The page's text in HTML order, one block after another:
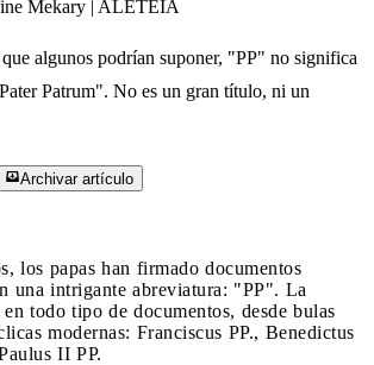
Mekary | ALETEIA
algunos podrían suponer, "PP" no significa
Patrum". No es un gran título, ni un
Archivar artículo
los papas han firmado documentos
una intrigante abreviatura: "PP". La
en todo tipo de documentos, desde bulas
modernas: Franciscus PP., Benedictus
II PP.